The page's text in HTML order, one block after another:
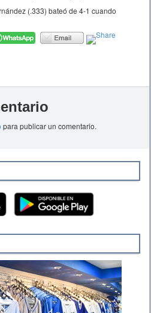
(.333) bateó de 4-1 cuando
para publicar un comentario.